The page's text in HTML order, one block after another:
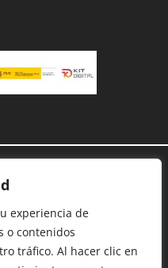
experiencia de
o contenidos
tráfico. Al hacer clic en
–Accesibilidad